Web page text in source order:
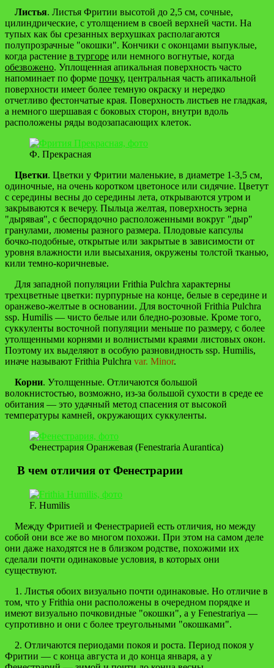
Листья. Листья Фритии высотой до 2,5 см, сочные,
цилиндрические, с утолщением в своей верхней части. На
тупых как бы срезанных верхушках располагаются
полупрозрачные "окошки". Кончики с оконцами выпуклые,
когда растение в тургоре или немного вогнутые, когда
обезвожено. Уплощенная апикальная поверхность часто
напоминает по форме почку, центральная часть апикальной
поверхности имеет более темную окраску и нередко
отчетливо фестончатые края. Поверхность листьев не гладкая,
а немного шершавая с боковых сторон, внутри вдоль
расположены ряды водозапасающих клеток.
Ф. Прекрасная
Цветки. Цветки у Фритии маленькие, в диаметре 1-3,5 см,
одиночные, на очень коротком цветоносе или сидячие. Цветут
с середины весны до середины лета, открываются утром и
закрываются к вечеру. Пыльца желтая, поверхность зерна
"дырявая", с беспорядочно расположенными вокруг "дыр"
гранулами, люмены разного размера. Плодовые капсулы
бочко-подобные, открытые или закрытые в зависимости от
уровня влажности или высыхания, окружены толстой тканью,
кили темно-коричневые.
Для западной популяции Frithia Pulchra характерны
трехцветные цветки: пурпурные на конце, белые в середине и
оранжево-желтые в основании. Для восточной Frithia Pulchra
ssp. Humilis — чисто белые или бледно-розовые. Кроме того,
суккуленты восточной популяции меньше по размеру, с более
утолщенными корнями и волнистыми краями листовых окон.
Поэтому их выделяют в особую разновидность ssp. Humilis,
иначе называют Frithia Pulchra var. Minor.
Корни. Утолщенные. Отличаются большой
волокнистостью, возможно, из-за большой сухости в среде ее
обитания — это удачный метод спасения от высокой
температуры камней, окружающих суккуленты.
Фенестрария Оранжевая (Fenestraria Aurantica)
В чем отличия от Фенестрарии
F. Humilis
Между Фритией и Фенестрарией есть отличия, но между
собой они все же во многом похожи. При этом на самом деле
они даже находятся не в близком родстве, похожими их
сделали почти одинаковые условия, в которых они
существуют.
1. Листья обоих визуально почти одинаковые. Но отличие в
том, что у Frithia они расположены в очередном порядке и
имеют визуально почковидные "окошки", а у Fenestrariya —
супротивно и они с более треугольными "окошками".
2. Отличаются периодами покоя и роста. Период покоя у
Фритии — с конца августа и до конца января, а у